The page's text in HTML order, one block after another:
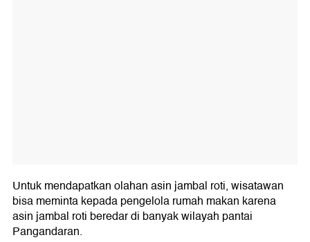
Untuk mendapatkan olahan asin jambal roti, wisatawan
bisa meminta kepada pengelola rumah makan karena
asin jambal roti beredar di banyak wilayah pantai
Pangandaran.